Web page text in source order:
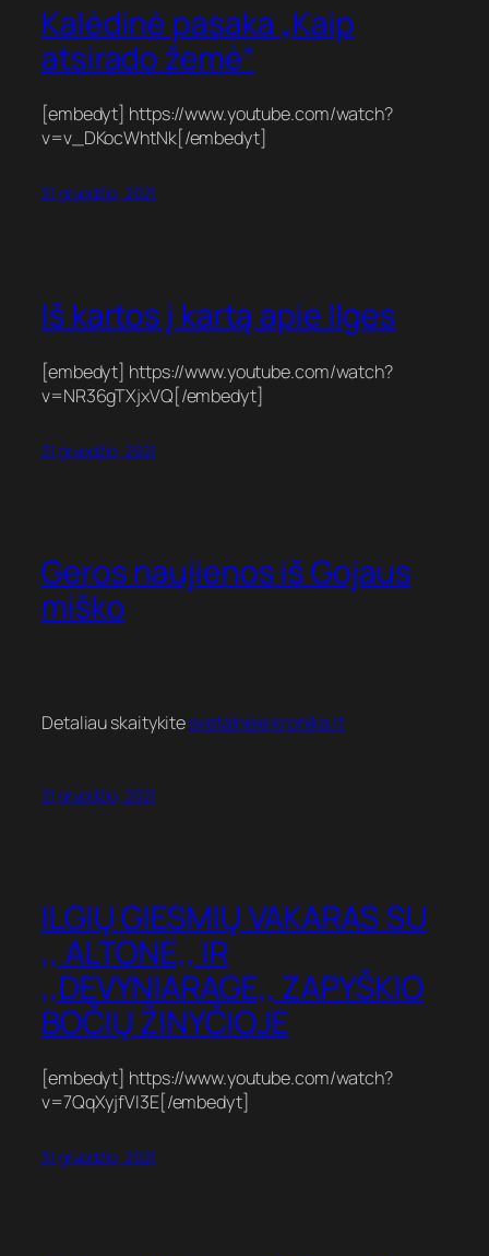
Kalėdinė pasaka „Kaip
atsirado žemė“
[embedyt] https://www.youtube.com/watch?
v=v_DKocWhtNk[/embedyt]
31 gruodžio, 2021
Iš kartos į kartą apie Ilges
[embedyt] https://www.youtube.com/watch?
v=NR36gTXjxVQ[/embedyt]
31 gruodžio, 2021
Geros naujienos iš Gojaus
miško
Detaliau skaitykitesvetainėje kronika.lt
31 gruodžio, 2021
ILGIŲ GIESMIŲ VAKARAS SU
,, ALTONE,, IR
,,DEVYNIARAGE,, ZAPYŠKIO
BOČIŲ ŽINYČIOJE
[embedyt] https://www.youtube.com/watch?
v=7QqXyjfVI3E[/embedyt]
31 gruodžio, 2021